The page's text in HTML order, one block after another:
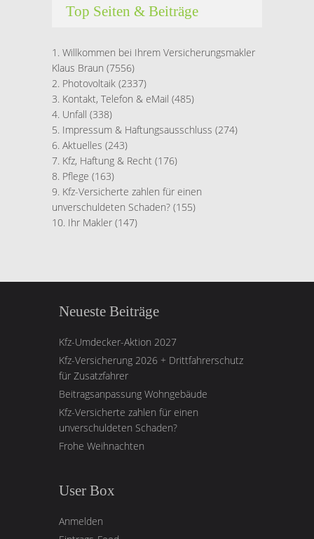
Top Seiten & Beiträge
Willkommen bei Ihrem Versicherungsmakler
Klaus Braun (7556)
Photovoltaik (2337)
Kontakt, Telefon & eMail (485)
Unfall (338)
Impressum & Haftungsausschluss (274)
Aktuelles (243)
Kfz, Haftung & Recht (176)
Pflege (163)
Kfz-Versicherte zahlen für einen
unverschuldeten Schaden? (155)
Ihr Makler (147)
Neueste Beiträge
Kfz-Umdecker-Aktion 2027
Kfz-Versicherung 2026 + Drittfahrerschutz
für Zusatzfahrer
Beitragsanpassung Wohngebäude
Kfz-Versicherte zahlen für einen
unverschuldeten Schaden?
Frohe Weihnachten
User Box
Anmelden